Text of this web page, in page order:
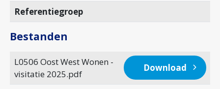
Referentiegroep
Bestanden
L0506 Oost West Wonen -
visitatie 2025.pdf
Download